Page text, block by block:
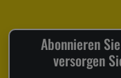
Abonnieren
versorgen